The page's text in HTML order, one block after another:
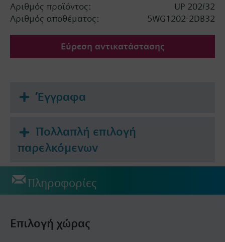
Αριθμός προϊόντος:
UP 202/32
Αριθμός αποθέματος:
5WG1202-2DB32
Εύρεση αντικατάστασης
Έγγραφα
Πολλαπλή επιλογή
παρελκόμενων
Πληροφορίες
Επιλογή χώρας